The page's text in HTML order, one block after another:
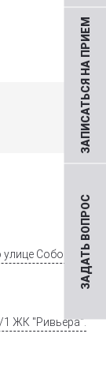
ЗАДАТЬ ВОПРОС
ЗАПИСАТЬСЯ НА ПРИЕМ
улице Соборной)
1 ЖК "Ривьера".